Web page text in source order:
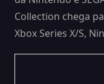
Collection chega
Xbox Series X/S,